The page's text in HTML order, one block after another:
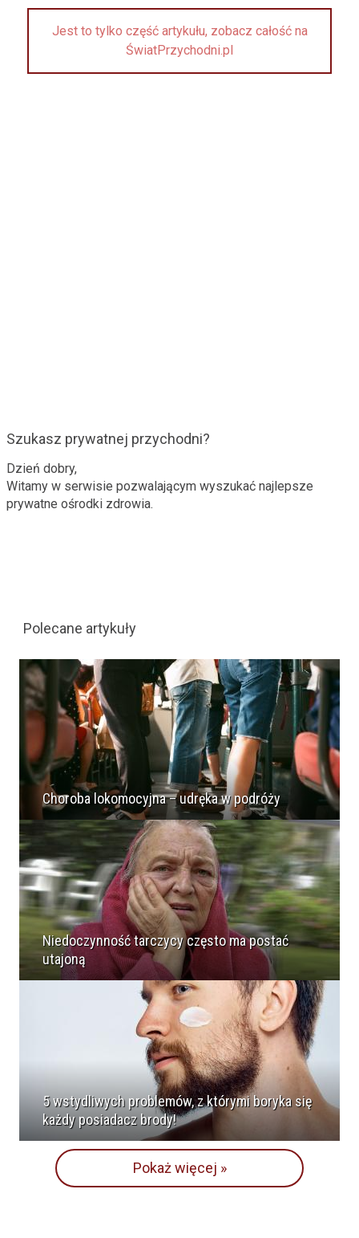
Jest to tylko część artykułu, zobacz całość na
ŚwiatPrzychodni.pl
Szukasz prywatnej przychodni?
Dzień dobry,
Witamy w serwisie pozwalającym wyszukać najlepsze
prywatne ośrodki zdrowia.
Polecane artykuły
Choroba lokomocyjna – udręka w podróży
Niedoczynność tarczycy często ma postać
utajoną
5 wstydliwych problemów, z którymi boryka się
każdy posiadacz brody!
Pokaż więcej »